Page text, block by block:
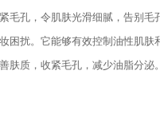
毛孔，令肌肤光滑细腻，告别毛
困扰。它能够有效控制油性肌肤
肤质，收紧毛孔，减少油脂分泌。